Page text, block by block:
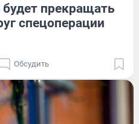
будет прекращать
спецоперации
Обсудить